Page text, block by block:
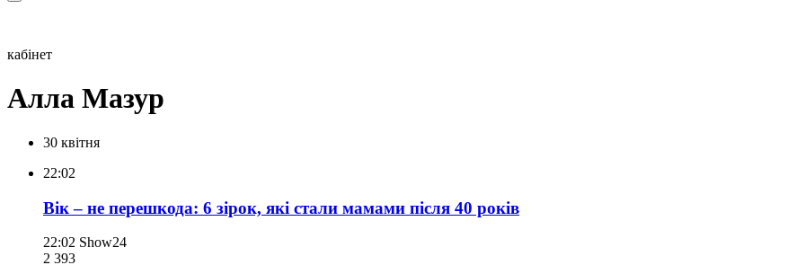
кабінет
Алла Мазур
30 квітня
22:02
Вік – не перешкода: 6 зірок, які стали мамами після 40 років
22:02 Show24
2 393